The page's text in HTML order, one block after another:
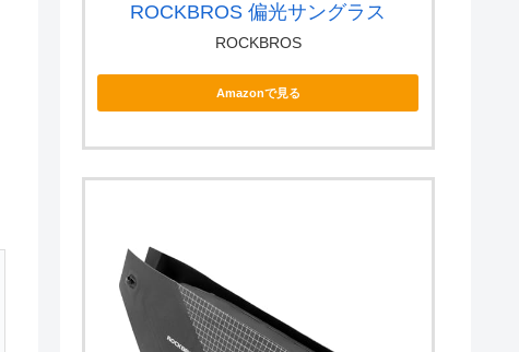
ROCKBROS 偏光サングラス
ROCKBROS
Amazonで見る